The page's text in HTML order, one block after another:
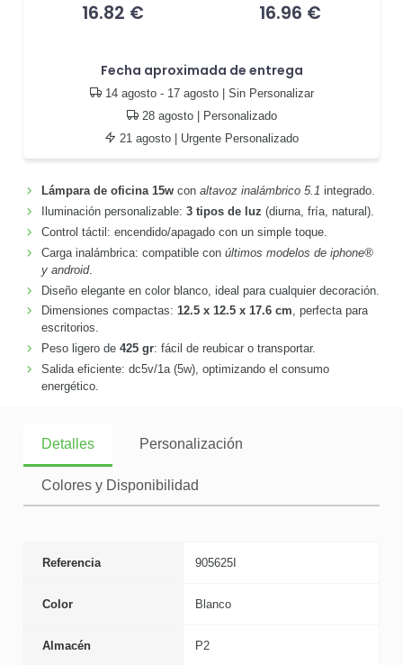
16.82 € 16.96 €
Fecha aproximada de entrega
14 agosto - 17 agosto| Sin Personalizar
28 agosto| Personalizado
21 agosto | Urgente Personalizado
Lámpara de oficina 15wcon altavoz inalámbrico 5.1 integrado.
Iluminación personalizable: 3 tipos de luz (diurna, fría, natural).
Control táctil: encendido/apagado con un simple toque.
Carga inalámbrica: compatible con últimos modelos de iphone®
y android.
Diseño elegante en color blanco, ideal para cualquier decoración.
Dimensiones compactas: 12.5 x 12.5 x 17.6 cm, perfecta para
escritorios.
Peso ligero de 425 gr: fácil de reubicar o transportar.
Salida eficiente: dc5v/1a (5w), optimizando el consumo
energético.
Detalles Personalización
Colores y Disponibilidad
Referencia 905625I
Color Blanco
Almacén P2